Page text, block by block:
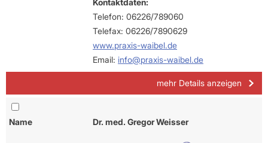
Kontaktdaten:
Telefon: 06226/789060
Telefax: 06226/7890629
www.praxis-waibel.de
Email: info@praxis-waibel.de
mehr Details anzeigen
Name Dr. med. Gregor Weisser